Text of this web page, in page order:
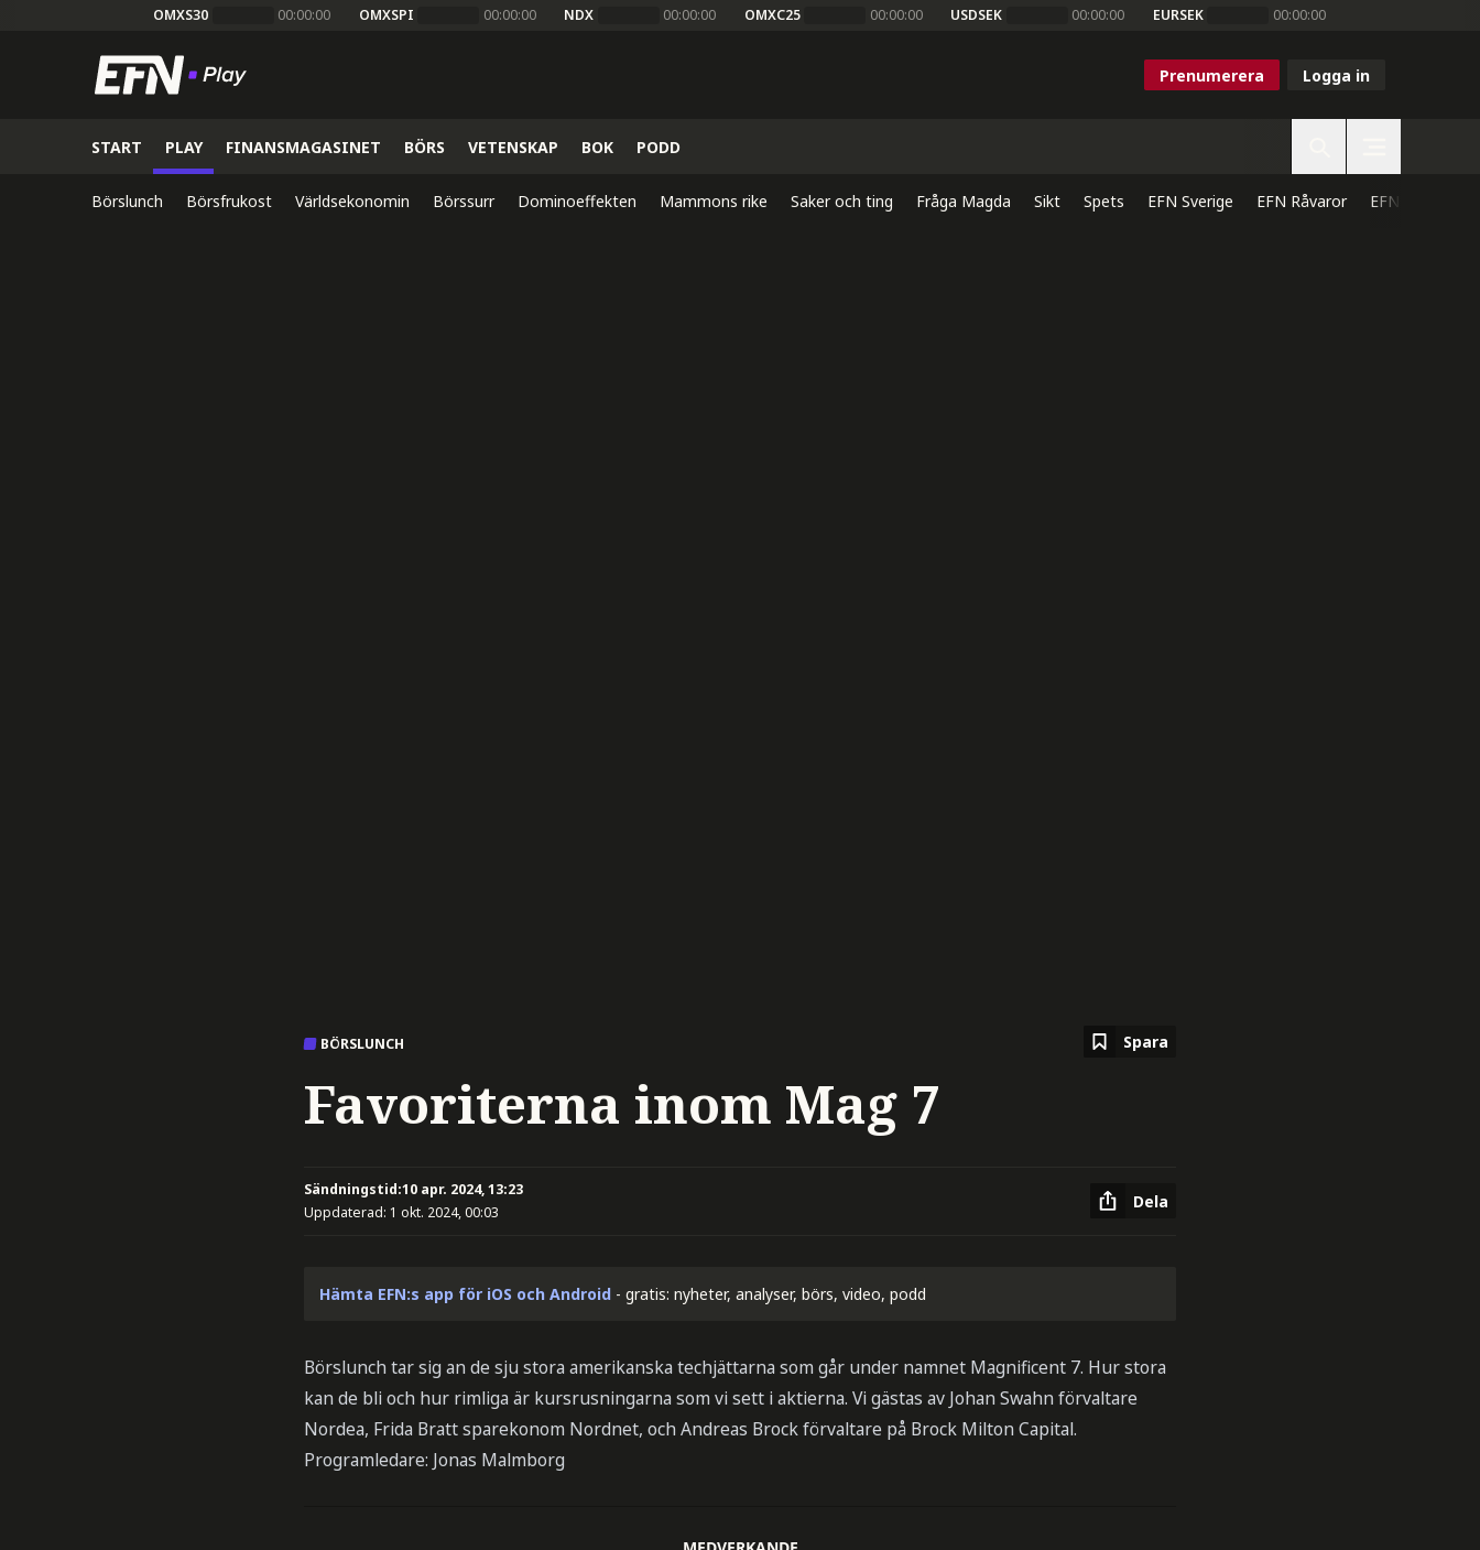
OMXS30 00:00:00 OMXSPI 00:00:00 NDX 00:00:00 OMXC25 00:00:00 USDSEK 00:00:00 EURSEK 00:00:00
Prenumerera Logga in
START PLAY FINANSMAGASINET BÖRS VETENSKAP BOK PODD
Börslunch Börsfrukost Världsekonomin Börssurr Dominoeffekten Mammons rike Saker och ting Fråga Magda Sikt Spets EFN Sverige EFN Råvaror EFN Direkt
BÖRSLUNCH Spara
Favoriterna inom Mag 7
Sändningstid:10 apr. 2024, 13:23
Uppdaterad: 1 okt. 2024, 00:03
Dela
Hämta EFN:s app för iOS och Android - gratis: nyheter, analyser, börs, video, podd
Börslunch tar sig an de sju stora amerikanska techjättarna som går under namnet Magnificent 7. Hur stora
kan de bli och hur rimliga är kursrusningarna som vi sett i aktierna. Vi gästas av Johan Swahn förvaltare
Nordea, Frida Bratt sparekonom Nordnet, och Andreas Brock förvaltare på Brock Milton Capital.
Programledare: Jonas Malmborg